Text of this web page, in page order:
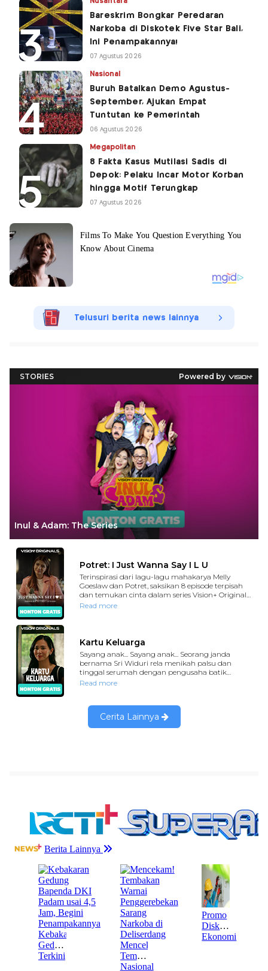
Bareskrim Bongkar Peredaran
Narkoba di Diskotek Five Star Bali,
Ini Penampakannya!
07 Agustus 2026
Nasional
Buruh Batalkan Demo Agustus-
September, Ajukan Empat
Tuntutan ke Pemerintah
06 Agustus 2026
Megapolitan
8 Fakta Kasus Mutilasi Sadis di
Depok: Pelaku Incar Motor Korban
hingga Motif Terungkap
07 Agustus 2026
Telusuri berita news lainnya